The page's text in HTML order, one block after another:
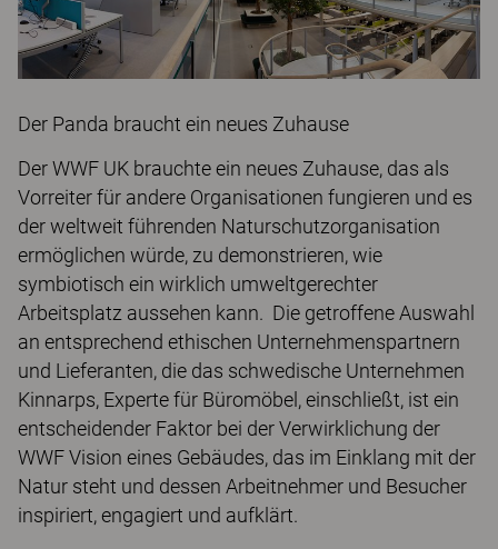
Der Panda braucht ein neues Zuhause
Der WWF UK brauchte ein neues Zuhause, das als
Vorreiter für andere Organisationen fungieren und es
der weltweit führenden Naturschutzorganisation
ermöglichen würde, zu demonstrieren, wie
symbiotisch ein wirklich umweltgerechter
Arbeitsplatz aussehen kann. Die getroffene Auswahl
an entsprechend ethischen Unternehmenspartnern
und Lieferanten, die das schwedische Unternehmen
Kinnarps, Experte für Büromöbel, einschließt, ist ein
entscheidender Faktor bei der Verwirklichung der
WWF Vision eines Gebäudes, das im Einklang mit der
Natur steht und dessen Arbeitnehmer und Besucher
inspiriert, engagiert und aufklärt.